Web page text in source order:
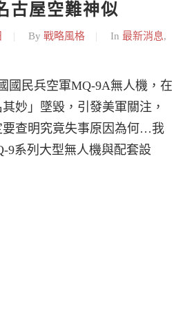
古屋空難神似
By 戰略風格 In 最新消息,
國民兵空軍MQ-9A無人機，在
妙」墜毀，引發美軍關注，
要查明究竟失事原因為何…我
9系列大型無人機與配套設